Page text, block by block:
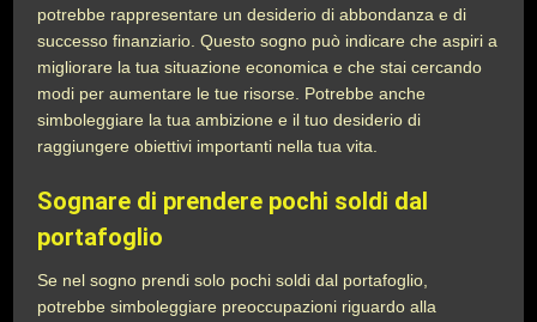
potrebbe rappresentare un desiderio di abbondanza e di
successo finanziario. Questo sogno può indicare che aspiri a
migliorare la tua situazione economica e che stai cercando
modi per aumentare le tue risorse. Potrebbe anche
simboleggiare la tua ambizione e il tuo desiderio di
raggiungere obiettivi importanti nella tua vita.
Sognare di prendere pochi soldi dal
portafoglio
Se nel sogno prendi solo pochi soldi dal portafoglio,
potrebbe simboleggiare preoccupazioni riguardo alla